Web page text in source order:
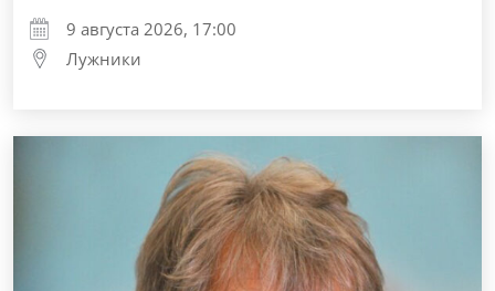
9 августа 2026, 17:00
Лужники